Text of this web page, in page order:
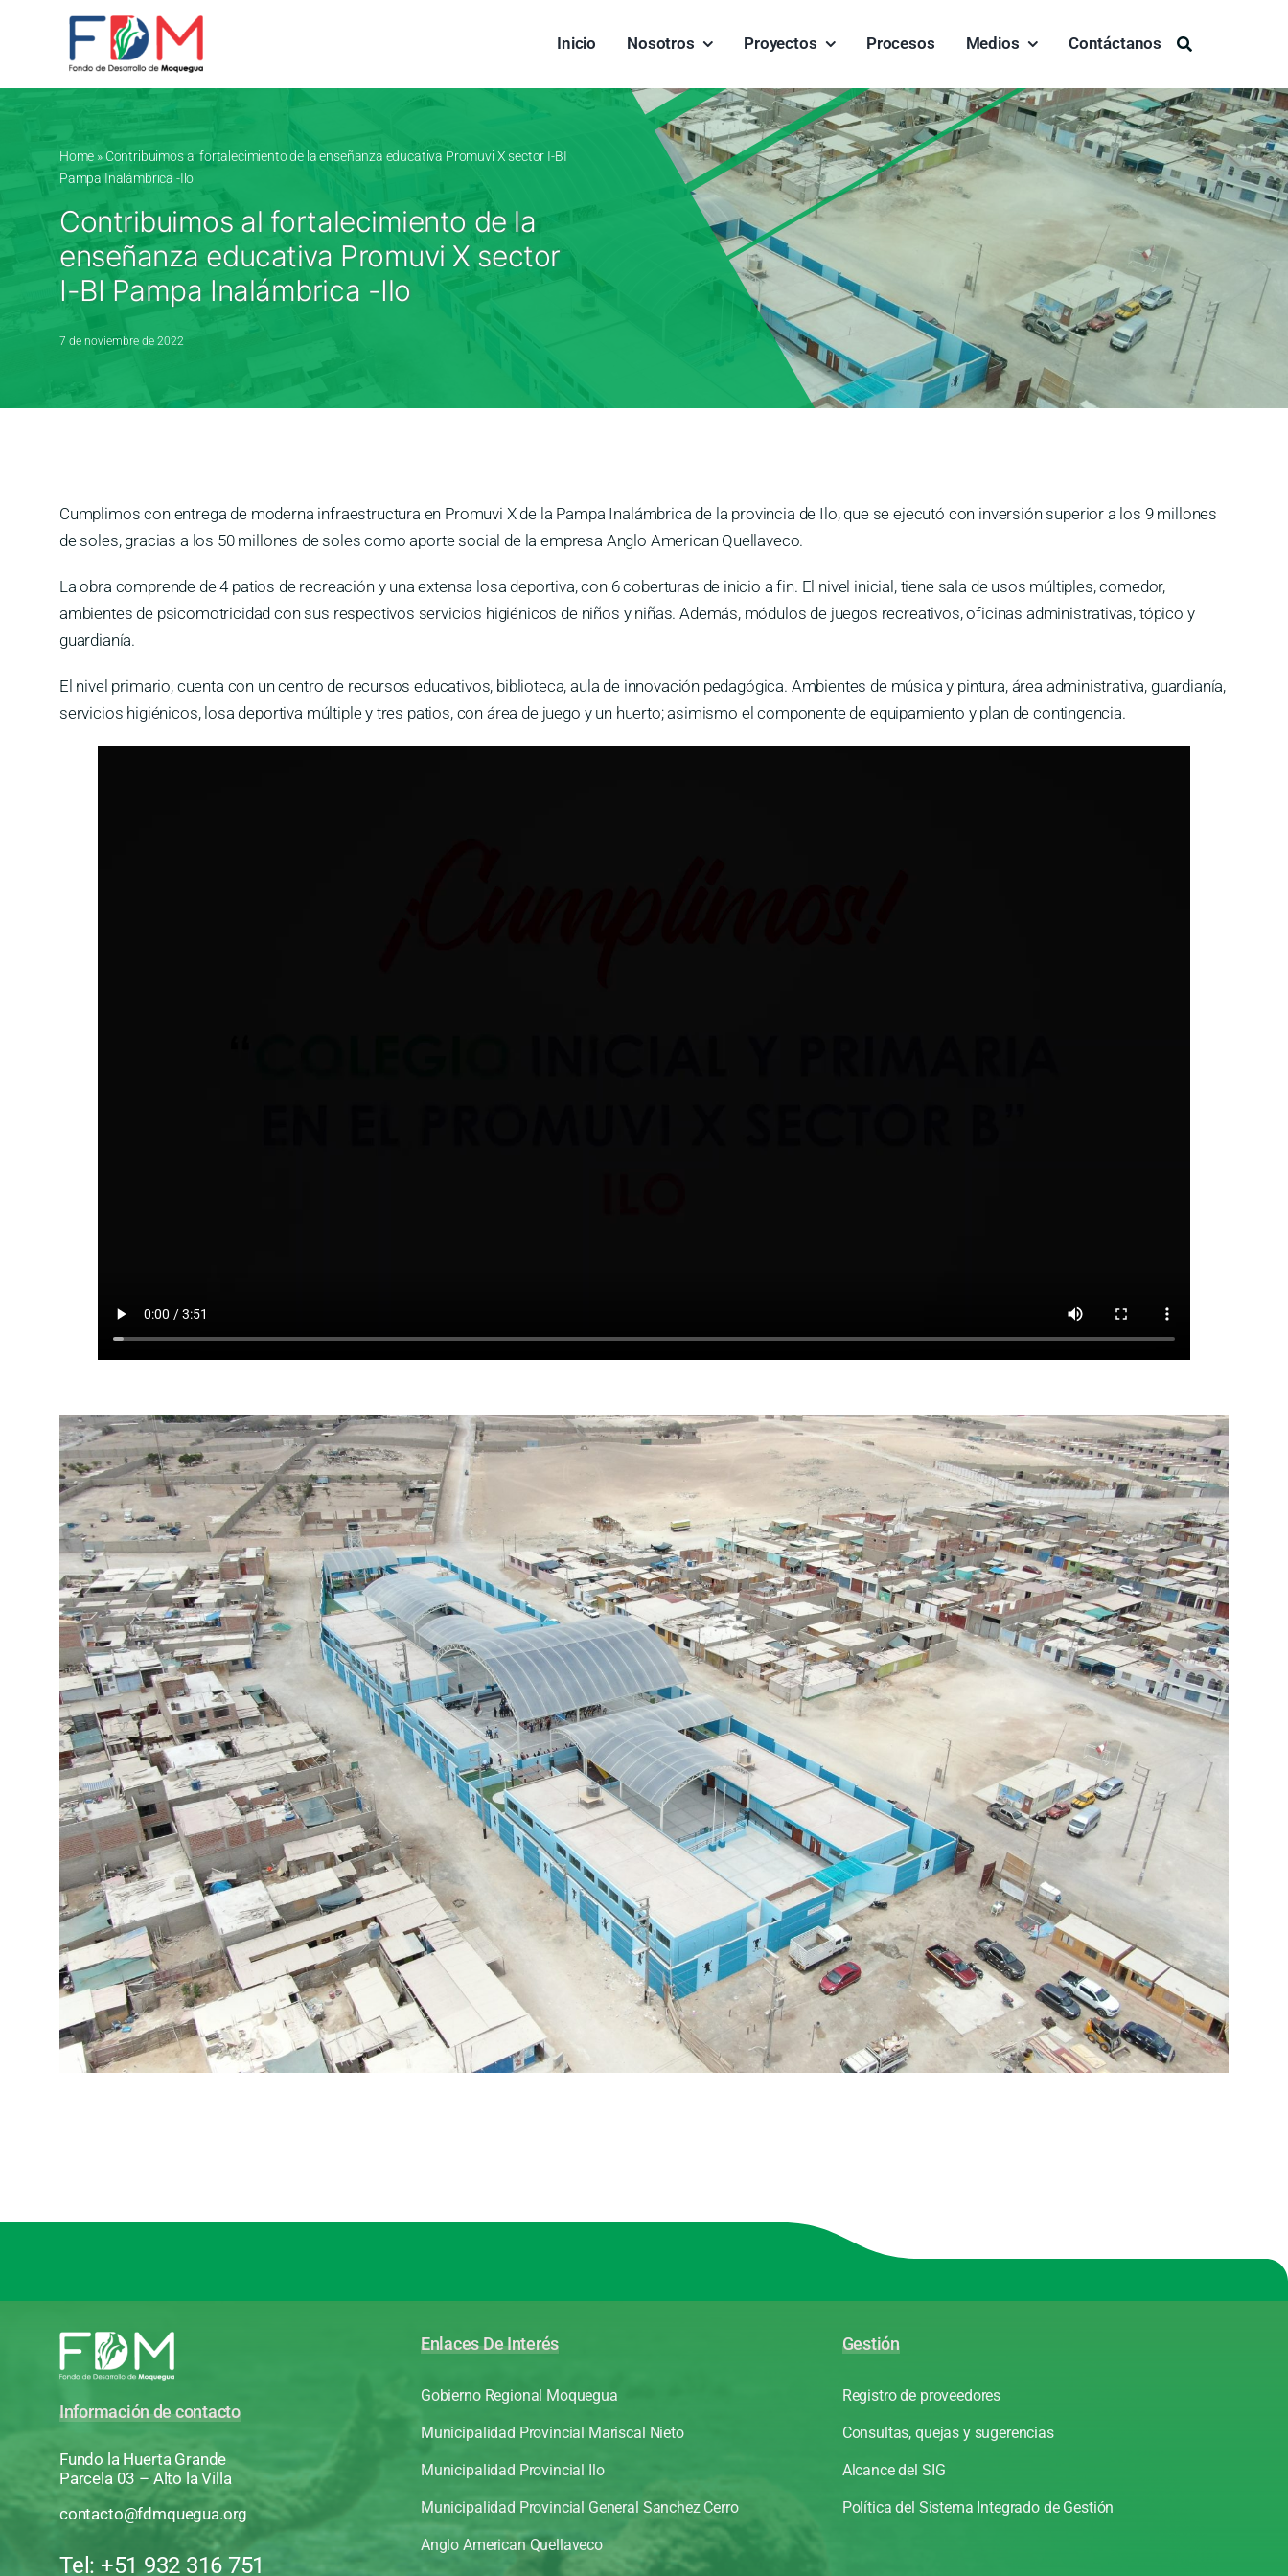
Skip to content
Inicio
Nosotros Proyectos Procesos Medios Contáctanos
Buscar:
Home » Contribuimos al fortalecimiento de la enseñanza educativa Promuvi X sector I-BI
Pampa Inalámbrica -Ilo
Contribuimos al fortalecimiento de la
enseñanza educativa Promuvi X sector
I-BI Pampa Inalámbrica -Ilo
7 de noviembre de 2022
Cumplimos con entrega de moderna infraestructura en Promuvi X de la Pampa Inalámbrica de la provincia de Ilo, que se ejecutó con inversión superior a los 9 millones
de soles, gracias a los 50 millones de soles como aporte social de la empresa Anglo American Quellaveco.
La obra comprende de 4 patios de recreación y una extensa losa deportiva, con 6 coberturas de inicio a fin. El nivel inicial, tiene sala de usos múltiples, comedor,
ambientes de psicomotricidad con sus respectivos servicios higiénicos de niños y niñas. Además, módulos de juegos recreativos, oficinas administrativas, tópico y
guardianía.
El nivel primario, cuenta con un centro de recursos educativos, biblioteca, aula de innovación pedagógica. Ambientes de música y pintura, área administrativa, guardianía,
servicios higiénicos, losa deportiva múltiple y tres patios, con área de juego y un huerto; asimismo el componente de equipamiento y plan de contingencia.
Información de contacto
Fundo la Huerta Grande
Parcela 03 – Alto la Villa
contacto@fdmquegua.org
Tel: +51 932 316 751
Enlaces De Interés
Gobierno Regional Moquegua
Municipalidad Provincial Mariscal Nieto
Municipalidad Provincial Ilo
Municipalidad Provincial General Sanchez Cerro
Anglo American Quellaveco
Gestión
Registro de proveedores
Consultas, quejas y sugerencias
Alcance del SIG
Política del Sistema Integrado de Gestión